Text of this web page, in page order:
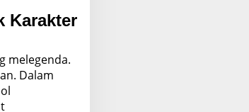
Karakter
melegenda.
Dalam